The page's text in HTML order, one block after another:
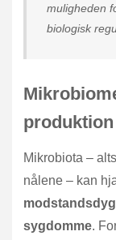
muligheden
biologisk
produktion
Mikrobiota –
nålene – kan
sygdomme.